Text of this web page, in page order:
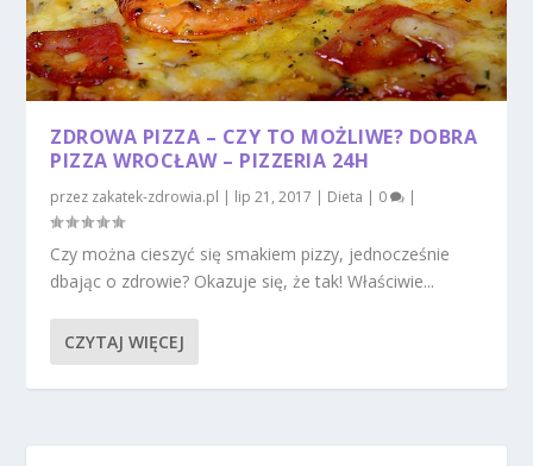
ZDROWA PIZZA – CZY TO MOŻLIWE? DOBRA
PIZZA WROCŁAW – PIZZERIA 24H
przez zakatek-zdrowia.pl | lip 21, 2017 | Dieta | 0 |
Czy można cieszyć się smakiem pizzy, jednocześnie
dbając o zdrowie? Okazuje się, że tak! Właściwie...
CZYTAJ WIĘCEJ